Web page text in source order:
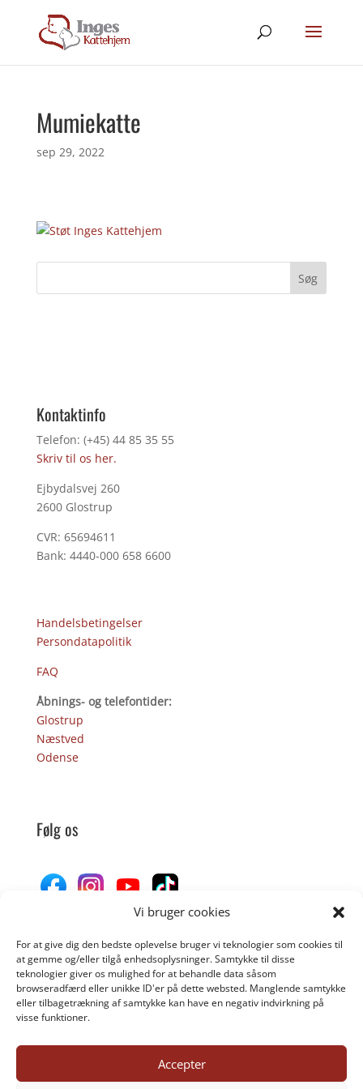
Vi bruger cookies
For at give dig den bedste oplevelse bruger vi teknologier som cookies til
at gemme og/eller tilgå enhedsoplysninger. Samtykke til disse
teknologier giver os mulighed for at behandle data såsom
browseradfærd eller unikke ID'er på dette websted. Manglende samtykke
eller tilbagetrækning af samtykke kan have en negativ indvirkning på
visse funktioner.
Accepter
Mumiekatte
sep 29, 2022
Kontaktinfo
Telefon: (+45) 44 85 35 55
Skriv til os her.
Ejbydalsvej 260
2600 Glostrup
CVR: 65694611
Bank: 4440-000 658 6600
Handelsbetingelser
Persondatapolitik
FAQ
Åbnings- og telefontider:
Glostrup
Næstved
Odense
Følg os
Donér til Inges Kattehjem
DONÉR